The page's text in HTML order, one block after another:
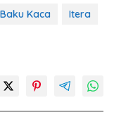
Kaca
Itera